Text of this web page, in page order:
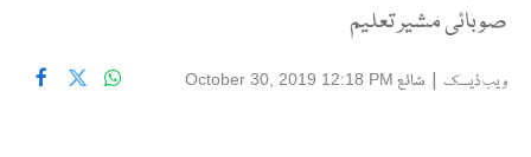
صوبائی مشیر تعلیم
ویب ڈیسک | شائع October 30, 2019 12:18 PM